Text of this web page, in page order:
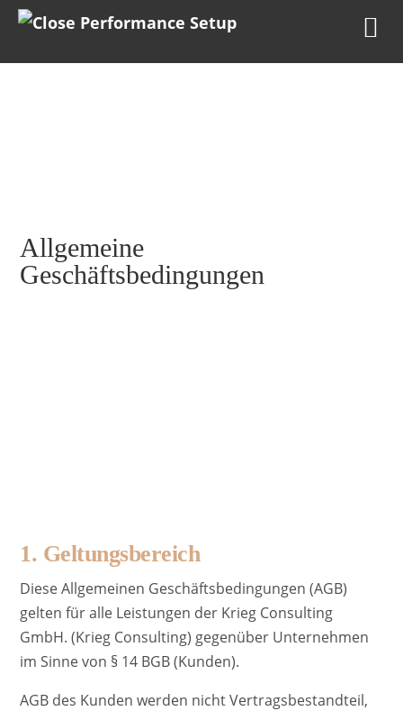
Allgemeine
Geschäftsbedingungen
1. Geltungsbereich
Diese Allgemeinen Geschäftsbedingungen (AGB)
gelten für alle Leistungen der Krieg Consulting
GmbH. (Krieg Consulting) gegenüber Unternehmen
im Sinne von § 14 BGB (Kunden).
AGB des Kunden werden nicht Vertragsbestandteil,